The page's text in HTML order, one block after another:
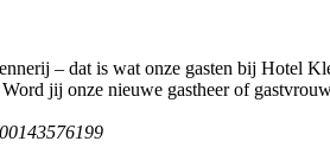
– dat is wat onze gasten bij Hotel
jij onze nieuwe gastheer of